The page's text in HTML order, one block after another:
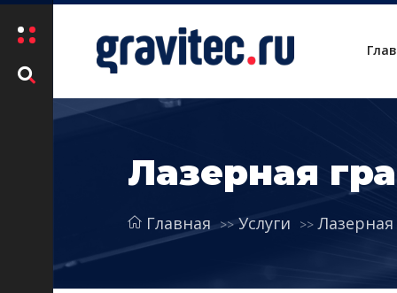
Лазерная
Главная Услуги